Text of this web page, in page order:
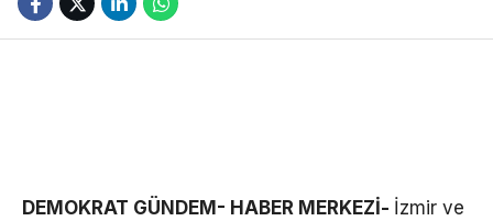
DEMOKRAT GÜNDEM- HABER MERKEZİ- İzmir ve